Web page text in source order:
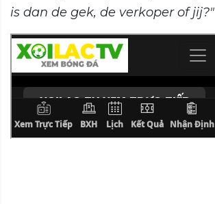
is dan de gek, de verkoper of jij?"